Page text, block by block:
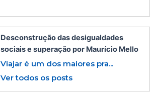
Desconstrução das desigualdades
sociais e superação por Maurício Mello
Viajar é um dos maiores pra...
Ver todos os posts